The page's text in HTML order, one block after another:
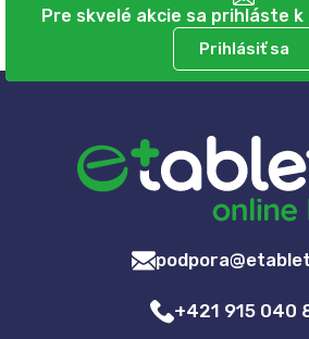
Pre skvelé akcie sa prihláste
Prihlásiť sa
+421 915 040